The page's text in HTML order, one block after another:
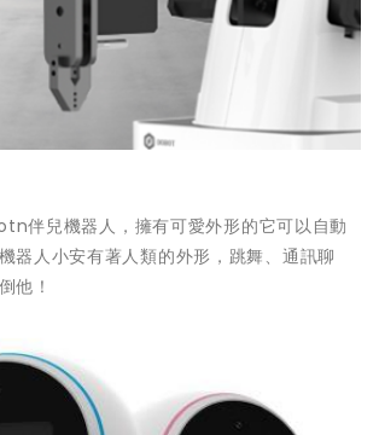
伴兒機器人，擁有可愛外形的它可以自動
器人小安有著人類的外形，跳舞、通訊聊
他！